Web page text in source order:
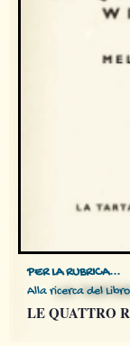
PER LA RUBRICA...
Alla ricerca del
LE QUATTRO